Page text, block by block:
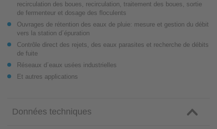
recirculation des boues, recirculation, traitement des boues, sortie
de fermenteur et dosage des floculents
Ouvrages de rétention des eaux de pluie: mesure et gestion du débit
vers la station d´épuration
Contrôle direct des rejets, des eaux parasites et recherche de débits
de fuite
Réseaux d´eaux usées industrielles
Et autres applications
Données techniques